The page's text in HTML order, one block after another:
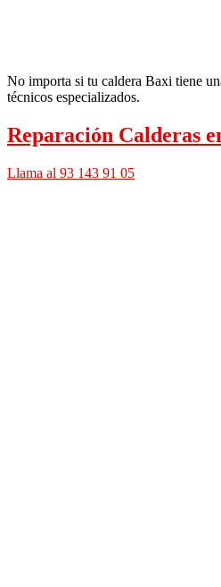
No importa si tu caldera Baxi tiene
técnicos especializados.
Reparación Calderas
Llama al 93 143 91 05